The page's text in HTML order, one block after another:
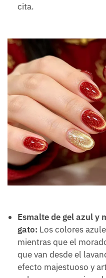
cita.
Esmalte de gel azul y
gato: Los colores
mientras que el
que van desde el
efecto majestuoso y